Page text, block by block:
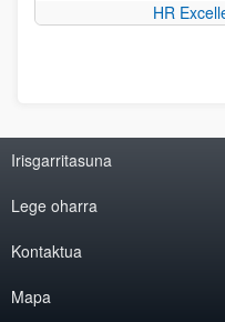
HR
Irisgarritasuna
Lege oharra
Kontaktua
Mapa